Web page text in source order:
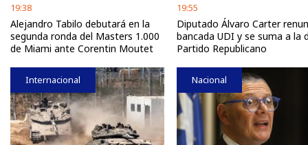
19:38
Alejandro Tabilo debutará en la
segunda ronda del Masters 1.000
de Miami ante Corentin Moutet
19:55
Diputado Álvaro Carter
bancada UDI y se suma a la
Partido Republicano
Internacional Nacional